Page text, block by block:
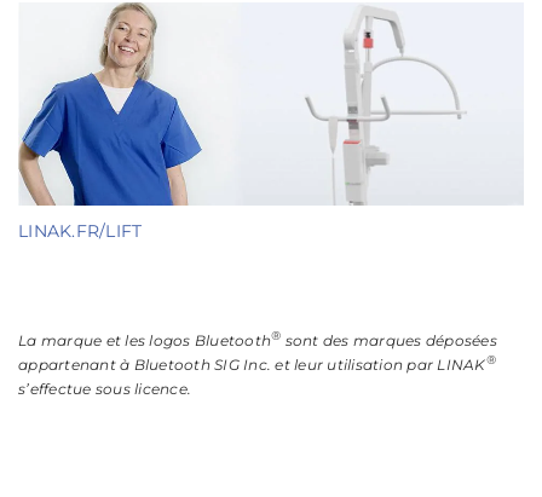
LINAK.FR/LIFT
La marque et les logos Bluetooth® sont des marques déposées
appartenant à Bluetooth SIG Inc. et leur utilisation par LINAK®
s’effectue sous licence.